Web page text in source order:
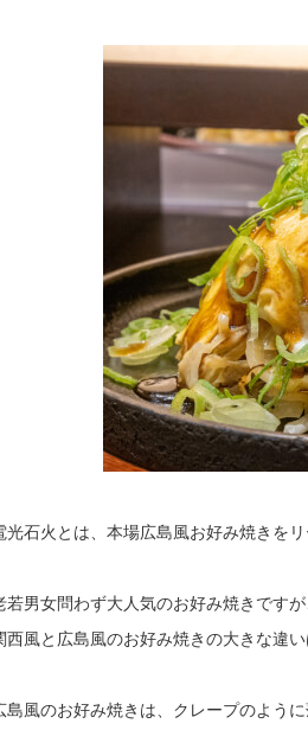
光石火とは、本場広島風お好み焼きを
若男女問わず大人気のお好み焼きです
西風と広島風のお好み焼きの大きな違
島風のお好み焼きは、クレープのように